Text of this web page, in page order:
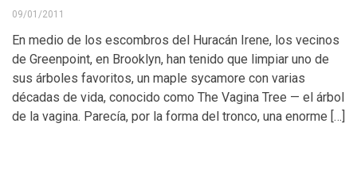
09/01/2011
En medio de los escombros del Huracán Irene, los vecinos
de Greenpoint, en Brooklyn, han tenido que limpiar uno de
sus árboles favoritos, un maple sycamore con varias
décadas de vida, conocido como The Vagina Tree — el árbol
de la vagina. Parecía, por la forma del tronco, una enorme […]